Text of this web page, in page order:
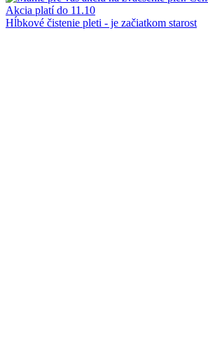
Hĺbkové čistenie pleti - je začiatkom starost